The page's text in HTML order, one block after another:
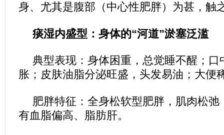
身、尤其是腹部（中心性肥胖）为甚，触
痰湿内盛型：身体的“河道”淤塞泛滥
典型表现：身体困重，总觉睡不醒；口
胀；皮肤油脂分泌旺盛，头发易油；大便
肥胖特征：全身松软型肥胖，肌肉松
有血脂偏高、脂肪肝。